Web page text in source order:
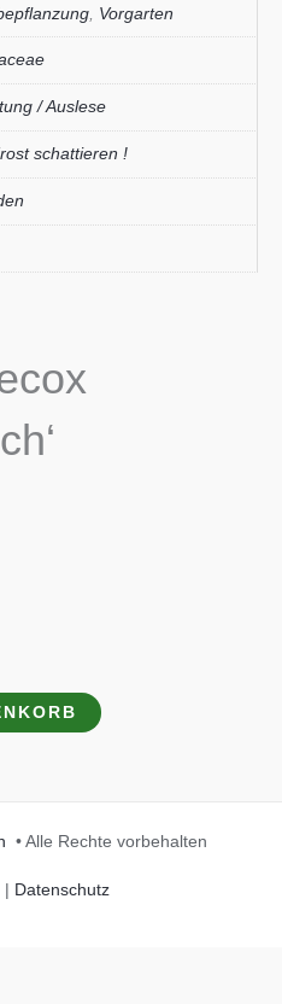
Vorgarten
/ Auslese
schattieren !
• Alle Rechte vorbehalten
| Datenschutz